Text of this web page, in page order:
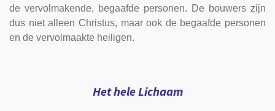
de vervolmakende, begaafde personen. De bouwers zijn
dus niet alleen Christus, maar ook de begaafde personen
en de vervolmaakte heiligen.
Het hele Lichaam